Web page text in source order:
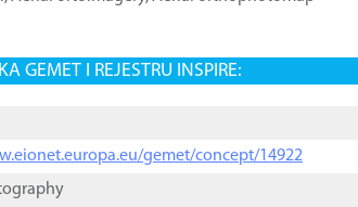
GEMET I REJESTRU INSPIRE:
gemet/concept/14922